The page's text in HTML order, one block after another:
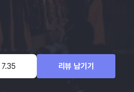
7.35 리뷰 남기기